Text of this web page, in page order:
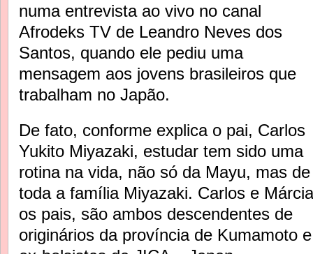
numa entrevista ao vivo no canal
Afrodeks TV de Leandro Neves dos
Santos, quando ele pediu uma
mensagem aos jovens brasileiros que
trabalham no Japão.
De fato, conforme explica o pai, Carlos
Yukito Miyazaki, estudar tem sido uma
rotina na vida, não só da Mayu, mas de
toda a família Miyazaki. Carlos e
os pais, são ambos descendentes de
originários da província de Kumamoto e